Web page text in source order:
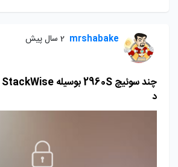
mrshabake 2 سال پیش
د